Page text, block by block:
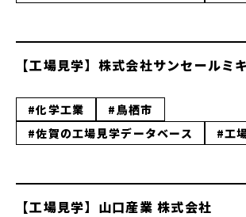
【工場見学】株式会社サンセールミキ
#化学工業
#鳥栖市
#佐賀の工場見学データベース
#工
【工場見学】山口産業 株式会社